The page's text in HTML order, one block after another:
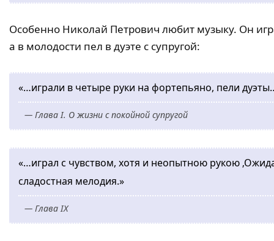
Особенно Николай Петрович любит музыку. Он
а в молодости пел в дуэте с супругой:
«…играли в четыре руки на фортепьяно, пели
— Глава I. О жизни с покойной супругой
«…играл с чувством, хотя и неопытною рукою
сладостная мелодия.»
— Глава IX